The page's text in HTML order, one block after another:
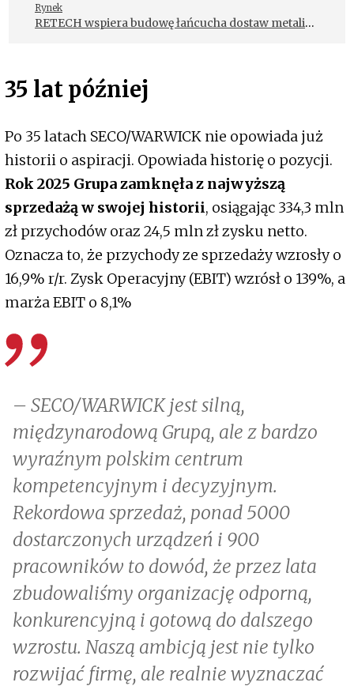
Rynek
RETECH wspiera budowę łańcucha dostaw metali
35 lat później
Po 35 latach SECO/WARWICK nie opowiada już
historii o aspiracji. Opowiada historię o pozycji.
Rok 2025 Grupa zamknęła z najwyższą
sprzedażą w swojej historii, osiągając 334,3 mln
zł przychodów oraz 24,5 mln zł zysku netto.
Oznacza to, że przychody ze sprzedaży wzrosły o
16,9% r/r. Zysk Operacyjny (EBIT) wzrósł o 139%, a
marża EBIT o 8,1%
– SECO/WARWICK jest silną,
międzynarodową Grupą, ale z bardzo
wyraźnym polskim centrum
kompetencyjnym i decyzyjnym.
Rekordowa sprzedaż, ponad 5000
dostarczonych urządzeń i 900
pracowników to dowód, że przez lata
zbudowaliśmy organizację odporną,
konkurencyjną i gotową do dalszego
wzrostu. Naszą ambicją jest nie tylko
rozwijać firmę, ale realnie wyznaczać